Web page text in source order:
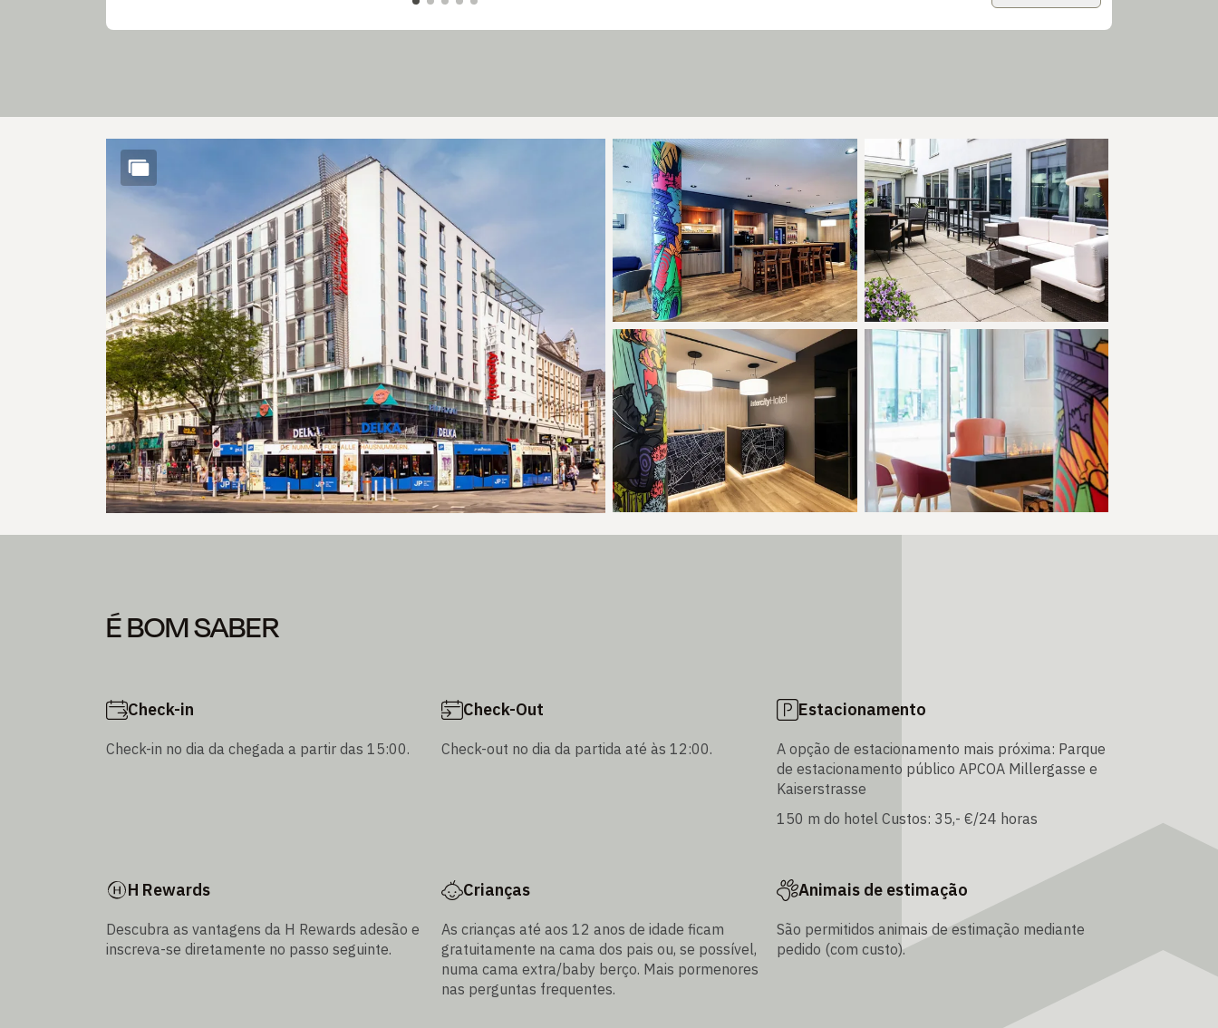
É BOM SABER
Check-in
Check-in no dia da chegada a partir das 15:00.
Check-Out
Check-out no dia da partida até às 12:00.
Estacionamento
A opção de estacionamento mais próxima: Parque
de estacionamento público APCOA Millergasse e
Kaiserstrasse
150 m do hotel Custos: 35,- €/24 horas
H Rewards
Descubra as vantagens da H Rewards adesão e
inscreva-se diretamente no passo seguinte.
Crianças
As crianças até aos 12 anos de idade ficam
gratuitamente na cama dos pais ou, se possível,
numa cama extra/baby berço. Mais pormenores
nas perguntas frequentes.
Animais de estimação
São permitidos animais de estimação mediante
pedido (com custo).